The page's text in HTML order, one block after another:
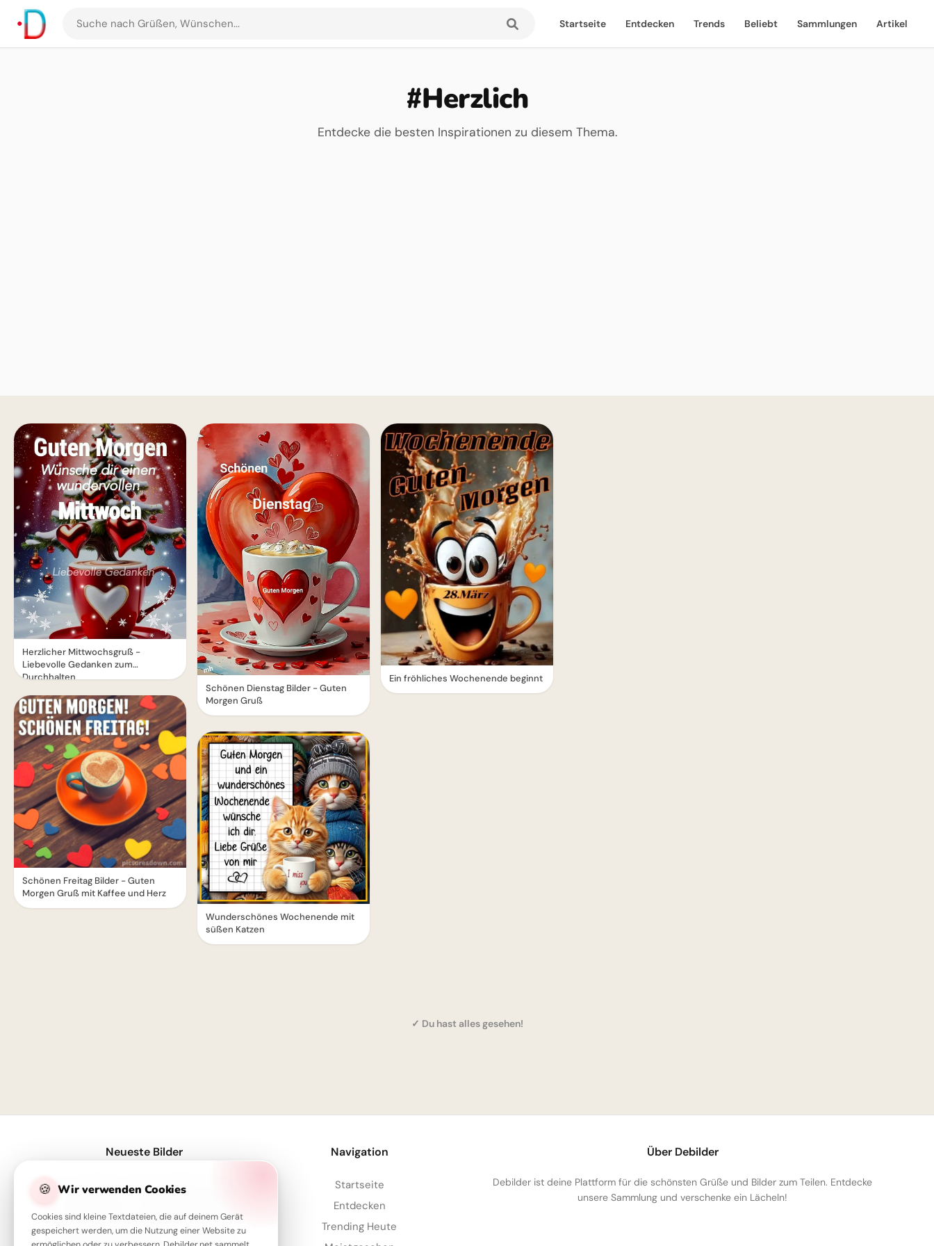
Suche
nach
Startseite Entdecken Trends Beliebt Sammlungen Artikel
#Herzlich
Entdecke die besten Inspirationen zu diesem Thema.
Herzlicher Mittwochsgruß -
Liebevolle Gedanken zum
Durchhalten
Schönen Freitag Bilder - Guten
Morgen Gruß mit Kaffee und Herz
Schönen Dienstag Bilder - Guten
Morgen Gruß
Wunderschönes Wochenende mit
süßen Katzen
Ein fröhliches Wochenende beginnt
✓ Du hast alles gesehen!
🍪 Wir verwenden Cookies
Cookies sind kleine Textdateien, die auf deinem Gerät
gespeichert werden, um die Nutzung einer Website zu
Neueste Bilder
Motivierender Schulstart für WhatsApp: Energiegeladen ins neue Schuljahr!
Navigation
Startseite
Entdecken
Trending Heute
Über Debilder
Debilder ist deine Plattform für die schönsten Grüße und Bilder zum Teilen. Entdecke
unsere Sammlung und verschenke ein Lächeln!